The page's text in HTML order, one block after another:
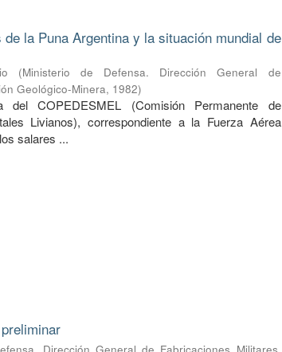
la Puna Argentina y la situación mundial de
(Ministerio de Defensa. Dirección General de
Geológico-Minera, 1982)
del COPEDESMEL (Comisión Permanente de
Livianos), correspondiente a la Fuerza Aérea
salares ...